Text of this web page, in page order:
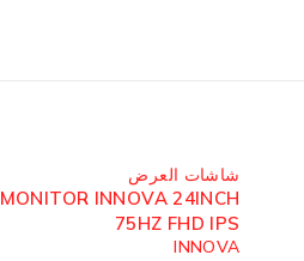
شاشات العرض
MONITOR INNOVA 24INCH
75HZ FHD IPS
INNOVA